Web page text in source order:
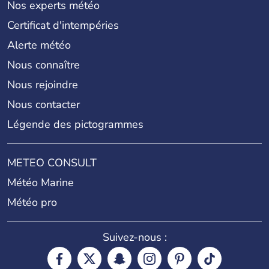
Nos experts météo
Certificat d'intempéries
Alerte météo
Nous connaître
Nous rejoindre
Nous contacter
Légende des pictogrammes
METEO CONSULT
Météo Marine
Météo pro
Suivez-nous :